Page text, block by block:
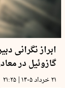
ابراز نگرانی
گازوئیل در
۲۱ خرداد ۱۴۰۵ | ۲۱:۲۵